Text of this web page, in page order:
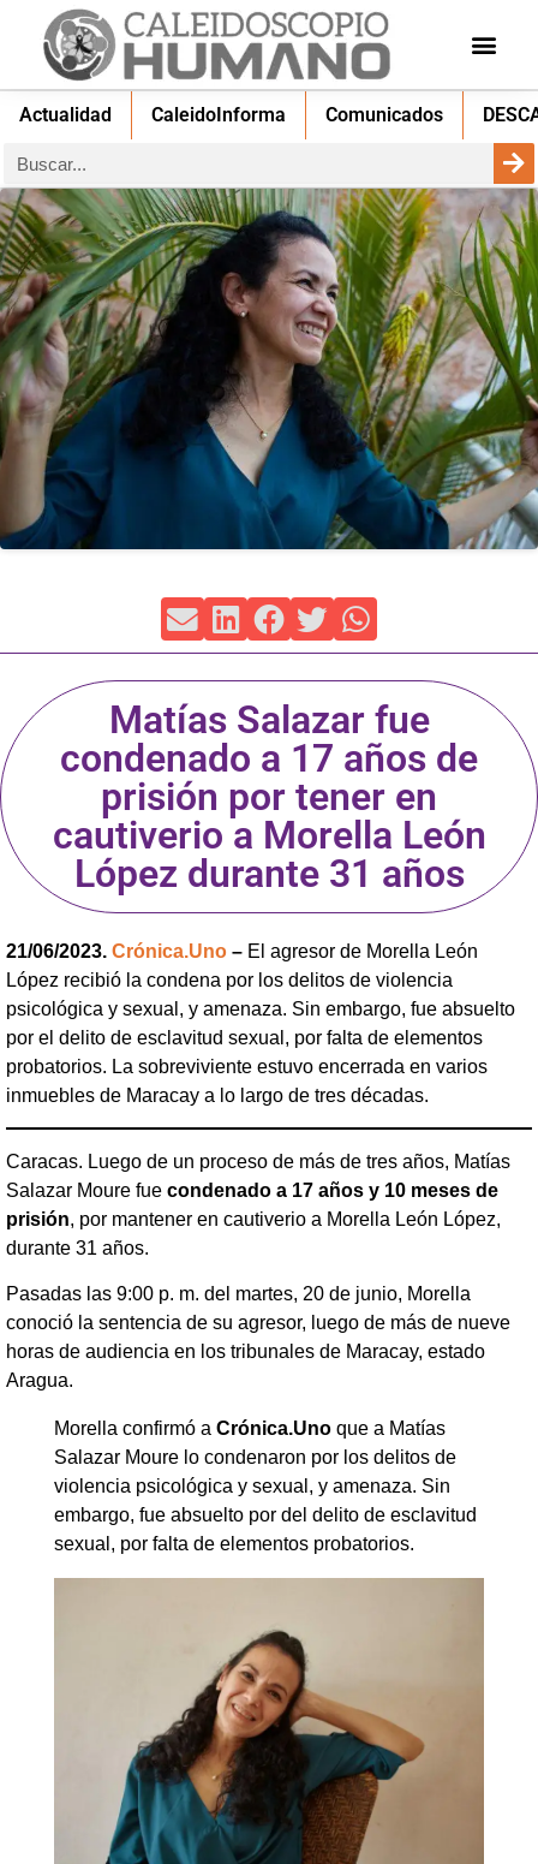
Actualidad CaleidoInforma Comunicados
Matías Salazar fue
condenado a 17 años de
prisión por tener en
cautiverio a Morella León
López durante 31 años
21/06/2023. Crónica.Uno – El agresor de Morella León
López recibió la condena por los delitos de violencia
psicológica y sexual, y amenaza. Sin embargo, fue absuelto
por el delito de esclavitud sexual, por falta de elementos
probatorios. La sobreviviente estuvo encerrada en varios
inmuebles de Maracay a lo largo de tres décadas.
Caracas. Luego de un proceso de más de tres años, Matías
Salazar Moure fue condenado a 17 años y 10 meses de
prisión, por mantener en cautiverio a Morella León López,
durante 31 años.
Pasadas las 9:00 p. m. del martes, 20 de junio, Morella
conoció la sentencia de su agresor, luego de más de nueve
horas de audiencia en los tribunales de Maracay, estado
Aragua.
Morella confirmó a Crónica.Uno que a Matías
Salazar Moure lo condenaron por los delitos de
violencia psicológica y sexual, y amenaza. Sin
embargo, fue absuelto por del delito de esclavitud
sexual, por falta de elementos probatorios.